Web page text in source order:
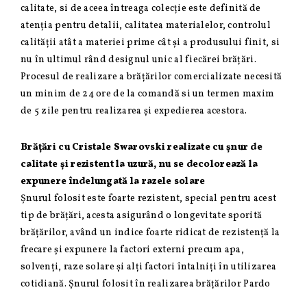
calitate, si de aceea întreaga colecție este definită de
atenția pentru detalii, calitatea materialelor, controlul
calității atât a materiei prime cât și a produsului finit, si
nu în ultimul rând designul unic al fiecărei brățări.
Procesul de realizare a brățărilor comercializate necesită
un minim de 24 ore de la comandă si un termen maxim
de 5 zile pentru realizarea și expedierea acestora.
Brățări cu Cristale Swarovski realizate cu șnur de
calitate și rezistent la uzură, nu se decolorează la
expunere îndelungată la razele solare
Șnurul folosit este foarte rezistent, special pentru acest
tip de brățări, acesta asigurând o longevitate sporită
brățărilor, având un indice foarte ridicat de rezistență la
frecare și expunere la factori externi precum apa,
solvenți, raze solare și alți factori întalniți în utilizarea
cotidiană. Șnurul folosit în realizarea brățărilor Pardo